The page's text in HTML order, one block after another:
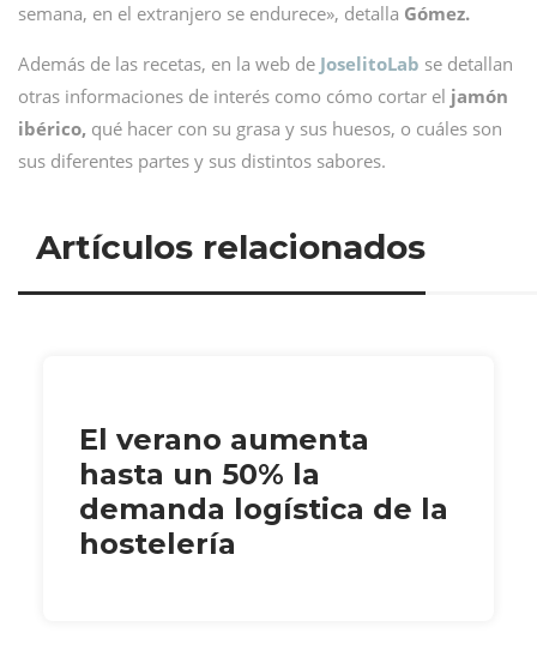
semana, en el extranjero se endurece», detalla Gómez.
Además de las recetas, en la web de JoselitoLab se detallan
otras informaciones de interés como cómo cortar el jamón
ibérico, qué hacer con su grasa y sus huesos, o cuáles son
sus diferentes partes y sus distintos sabores.
Artículos relacionados
El verano aumenta
hasta un 50% la
demanda logística de la
hostelería